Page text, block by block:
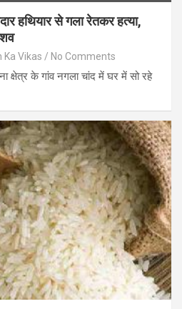
हथियार से गला रेतकर हत्या,
शव
Ka Vikas No Comments
क्षेत्र के गांव नगला चांद में घर में सो रहे